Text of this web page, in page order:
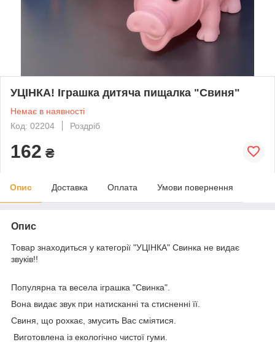
УЦІНКА! Іграшка дитяча пищалка "Свиня"
Немає в наявності
Код: 02204
Роздріб
162 ₴
Опис Доставка Оплата Умови повернення
Опис
Товар знаходиться у категорії "УЦІНКА" Свинка не видає
звуків!!
Популярна та весела іграшка "Свинка".
Вона видає звук при натисканні та стисненні її.
Свиня, що рохкає, змусить Вас сміятися.
Виготовлена із екологічно чистої гуми.